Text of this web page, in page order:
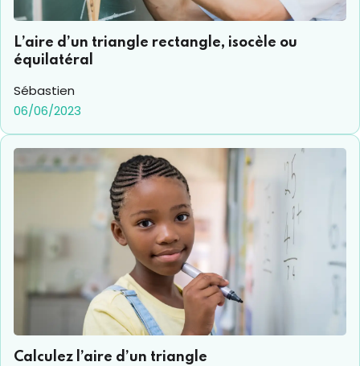
L’aire d’un triangle rectangle, isocèle ou
équilatéral
Sébastien
06/06/2023
Calculez l’aire d’un triangle